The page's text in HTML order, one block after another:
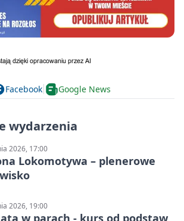
Facebook Google News
wydarzenia
2026, 17:00
Lokomotywa – plenerowe
2026, 19:00
w parach - kurs od podstaw